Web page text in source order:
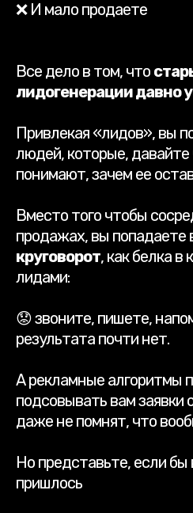
❌ И мало продаете
Все дело в том, что
лидогенерации давно
Привлекая «лидов», вы
людей, которые,
понимают, зачем ее
Вместо того чтобы
продажах, вы попадаете
круговорот, как белка в
лидами:
😟 звоните, пишете,
результата почти нет.
А рекламные алгоритмы
подсовывать вам заявки
даже не помнят, что
Но представьте, если
пришлось